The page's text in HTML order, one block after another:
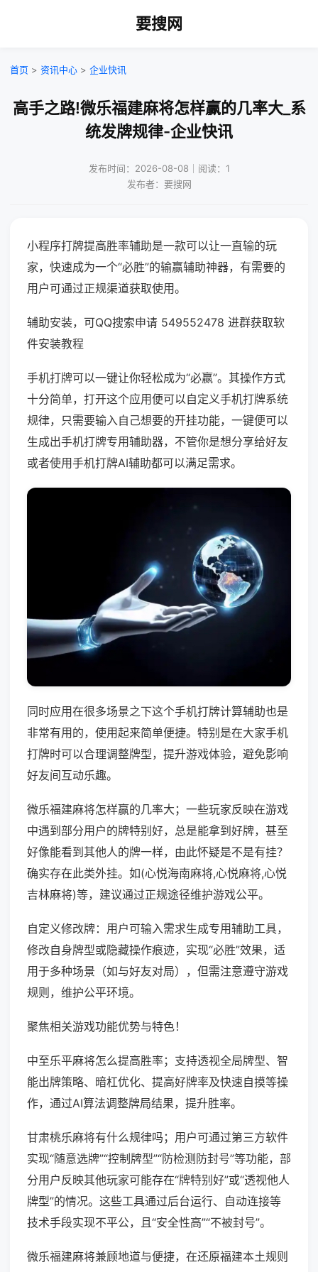
要搜网
首页 > 资讯中心 > 企业快讯
高手之路!微乐福建麻将怎样赢的几率大_系
统发牌规律-企业快讯
发布时间：2026-08-08｜阅读：1
发布者：要搜网
小程序打牌提高胜率辅助是一款可以让一直输的玩
家，快速成为一个“必胜”的输赢辅助神器，有需要的
用户可通过正规渠道获取使用。
辅助安装，可QQ搜索申请 549552478 进群获取软
件安装教程
手机打牌可以一键让你轻松成为“必赢”。其操作方式
十分简单，打开这个应用便可以自定义手机打牌系统
规律，只需要输入自己想要的开挂功能，一键便可以
生成出手机打牌专用辅助器，不管你是想分享给好友
或者使用手机打牌AI辅助都可以满足需求。
同时应用在很多场景之下这个手机打牌计算辅助也是
非常有用的，使用起来简单便捷。特别是在大家手机
打牌时可以合理调整牌型，提升游戏体验，避免影响
好友间互动乐趣。
微乐福建麻将怎样赢的几率大；一些玩家反映在游戏
中遇到部分用户的牌特别好，总是能拿到好牌，甚至
好像能看到其他人的牌一样，由此怀疑是不是有挂？
确实存在此类外挂。如(心悦海南麻将,心悦麻将,心悦
吉林麻将)等，建议通过正规途径维护游戏公平。
自定义修改牌：用户可输入需求生成专用辅助工具，
修改自身牌型或隐藏操作痕迹，实现“必胜”效果，适
用于多种场景（如与好友对局），但需注意遵守游戏
规则，维护公平环境。
聚焦相关游戏功能优势与特色！
中至乐平麻将怎么提高胜率；支持透视全局牌型、智
能出牌策略、暗杠优化、提高好牌率及快速自摸等操
作，通过AI算法调整牌局结果，提升胜率。
甘肃桃乐麻将有什么规律吗；用户可通过第三方软件
实现“随意选牌”“控制牌型”“防检测防封号”等功能，部
分用户反映其他玩家可能存在“牌特别好”或“透视他人
牌型”的情况。这些工具通过后台运行、自动连接等
技术手段实现不平公，且“安全性高”“不被封号”。
微乐福建麻将兼顾地道与便捷，在还原福建本土规则